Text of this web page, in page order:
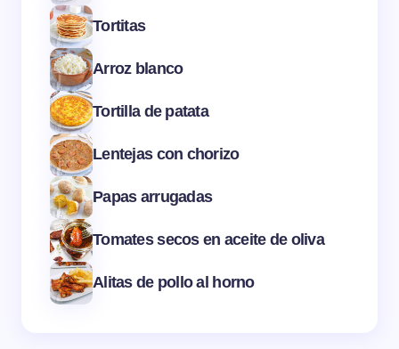
Tortitas
Arroz blanco
Tortilla de patata
Lentejas con chorizo
Papas arrugadas
Tomates secos en aceite de oliva
Alitas de pollo al horno